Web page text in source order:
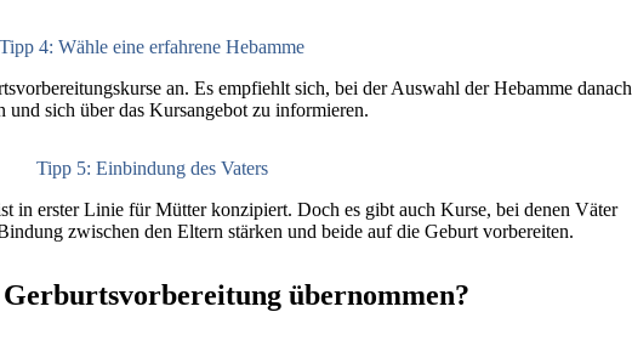
Tipp 4: Wähle eine erfahrene Hebamme
an. Es empfiehlt sich, bei der Auswahl der Hebamme danach
und sich über das Kursangebot zu informieren.
Tipp 5: Einbindung des Vaters
in erster Linie für Mütter konzipiert. Doch es gibt auch Kurse, bei denen Väter
zwischen den Eltern stärken und beide auf die Geburt vorbereiten.
übernommen?